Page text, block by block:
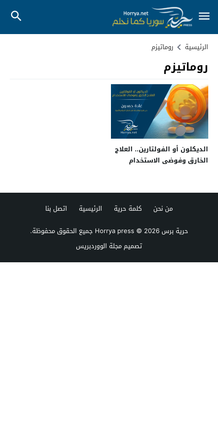
الرئيسية روماتيزم
روماتيزم
الديكلون أو الفولتارين.. العلاج
الخارق وفوضى الاستخدام
من نحن كلمة حرية الرئيسية
اتصل بنا
حرية برس Horrya press© 2026 جميع الحقوق محفوظة.
تصميممجلة الووردبريس